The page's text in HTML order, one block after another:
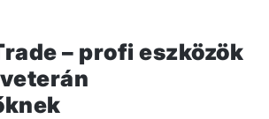
– profi eszközök